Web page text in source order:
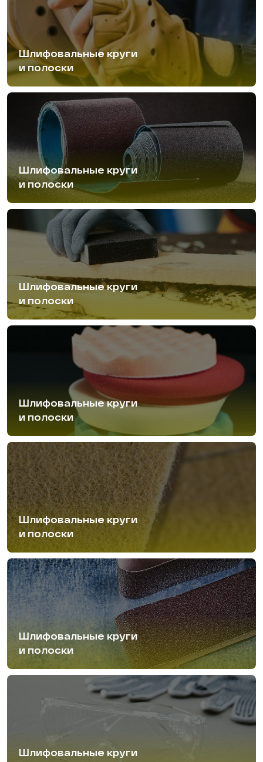
Шлифовальные круги
и полоски
Шлифовальные круги
и полоски
Шлифовальные круги
и полоски
Шлифовальные круги
и полоски
Шлифовальные круги
и полоски
Шлифовальные круги
и полоски
Шлифовальные круги